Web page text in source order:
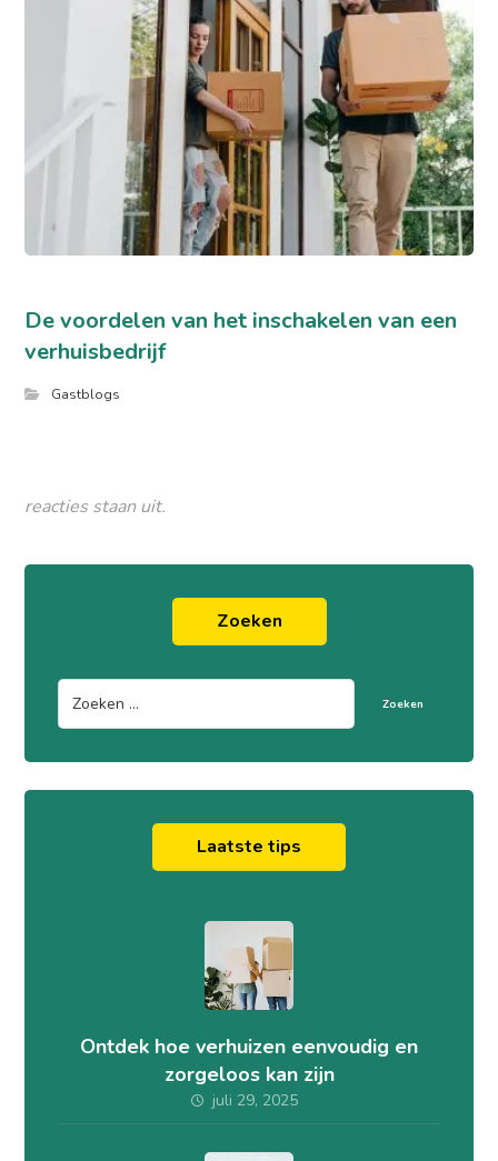
De voordelen van het inschakelen van een
verhuisbedrijf
Gastblogs
reacties staan uit.
Zoeken
Zoeken
Laatste tips
Ontdek hoe verhuizen eenvoudig en
zorgeloos kan zijn
juli 29, 2025